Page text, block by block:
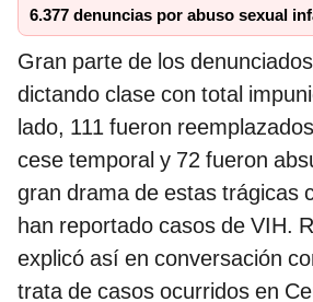
6.377 denuncias por abuso sexual
Gran parte de los
dictando clase con total
lado, 111 fueron
cese temporal y 72 fueron
gran drama de estas trágicas
han reportado casos de VIH.
explicó así en conversación
trata de casos ocurridos en